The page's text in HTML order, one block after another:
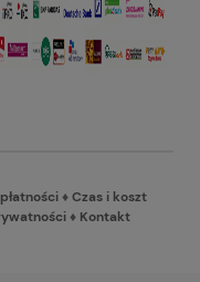
♦Czas i koszt
♦ Kontakt